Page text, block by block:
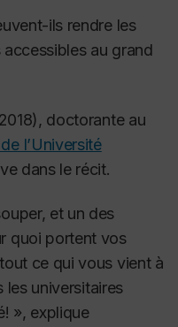
ils rendre les
au grand
doctorante au
l’Université
dans le récit.
et un des
quoi portent vos
ce qui vous vient à
les universitaires
», explique